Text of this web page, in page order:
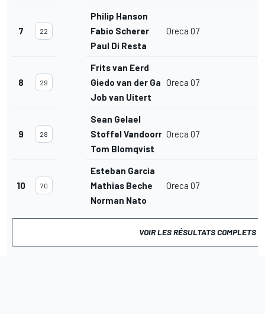
7 22
Philip Hanson
Fabio Scherer
Paul Di Resta
Oreca 07
8 29
Frits van Eerd
Giedo van der Garde
Job van Uitert
Oreca 07
9 28
Sean Gelael
Stoffel Vandoorne
Tom Blomqvist
Oreca 07
10 70
Esteban Garcia
Mathias Beche
Norman Nato
Oreca 07
VOIR LES RÉSULTATS COMPLETS